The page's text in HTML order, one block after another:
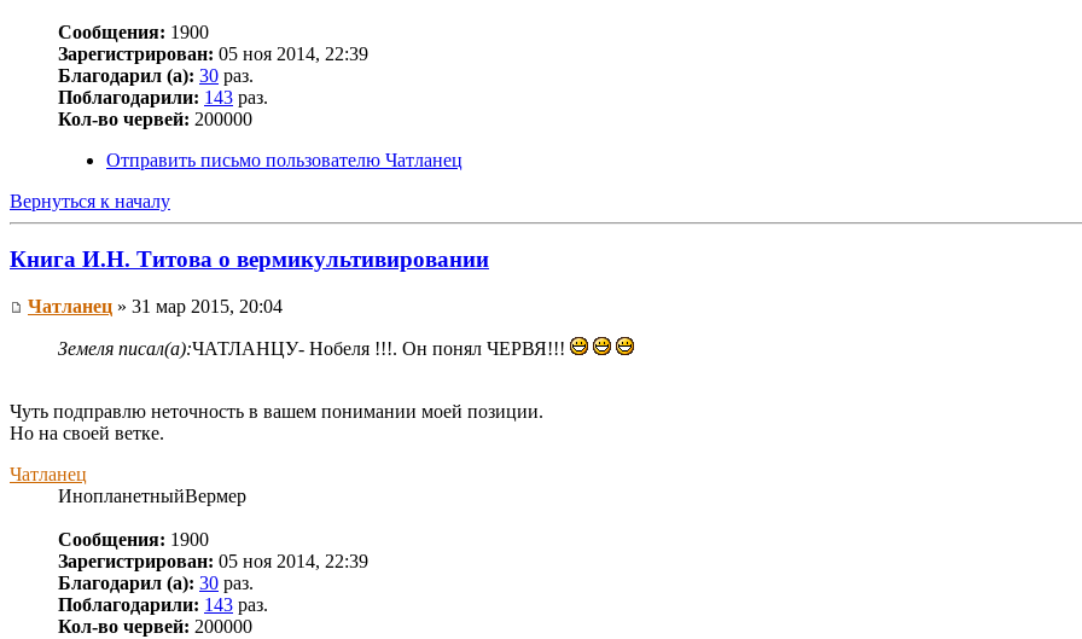
Сообщения: 1900
Зарегистрирован: 05 ноя 2014, 22:39
Благодарил (а): 30 раз.
Поблагодарили: 143 раз.
Кол-во червей: 200000
Отправить письмо пользователю Чатланец
Вернуться к началу
Книга И.Н. Титова о вермикультивировании
Чатланец » 31 мар 2015, 20:04
Земеля писал(а):ЧАТЛАНЦУ- Нобеля !!!. Он понял ЧЕРВЯ!!!
Чуть подправлю неточность в вашем понимании моей позиции.
Но на своей ветке.
Чатланец
ИнопланетныйВермер
Сообщения: 1900
Зарегистрирован: 05 ноя 2014, 22:39
Благодарил (а): 30 раз.
Поблагодарили: 143 раз.
Кол-во червей: 200000